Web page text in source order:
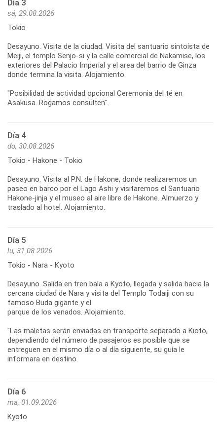
Día 3
sá, 29.08.2026
Tokio
Desayuno. Visita de la ciudad. Visita del santuario sintoísta de
Meiji, el templo Senjo-si y la calle comercial de Nakamise, los
exteriores del Palacio Imperial y el area del barrio de Ginza
donde termina la visita. Alojamiento.
"Posibilidad de actividad opcional Ceremonia del té en
Asakusa. Rogamos consulten".
Día 4
do, 30.08.2026
Tokio - Hakone - Tokio
Desayuno. Visita al P.N. de Hakone, donde realizaremos un
paseo en barco por el Lago Ashi y visitaremos el Santuario
Hakone-jinja y el museo al aire libre de Hakone. Almuerzo y
traslado al hotel. Alojamiento.
Día 5
lu, 31.08.2026
Tokio - Nara - Kyoto
Desayuno. Salida en tren bala a Kyoto, llegada y salida hacia la
cercana ciudad de Nara y visita del Templo Todaiji con su
famoso Buda gigante y el
parque de los venados. Alojamiento.
"Las maletas serán enviadas en transporte separado a Kioto,
dependiendo del número de pasajeros es posible que se
entreguen en el mismo día o al día siguiente, su guía le
informara en destino.
Día 6
ma, 01.09.2026
Kyoto